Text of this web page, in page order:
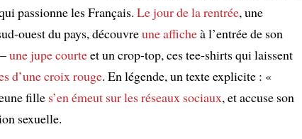
passionne les Français. Le jour de la rentrée, une
ouest du pays, découvreune afficheà l’entrée de son
une jupe courteet un crop-top, ces tee-shirts qui laissent
d’une croix rouge. En légende, un texte explicite : «
fille s’en émeut sur les réseaux sociaux, et accuse son
sexuelle.